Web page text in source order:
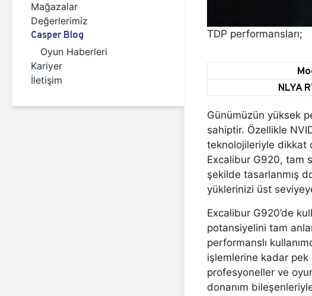
Mağazalar
Değerlerimiz
Casper Blog
Oyun Haberleri
Kariyer
İletişim
TDP performansları;
NLYA
Günümüzün yüksek
sahiptir. Özellikle
teknolojileriyle dikkat
Excalibur G920, tam
şekilde tasarlanmış
yüklerinizi üst
Excalibur G920’de
potansiyelini tam
performanslı
işlemlerine kadar pek
profesyoneller ve
donanım